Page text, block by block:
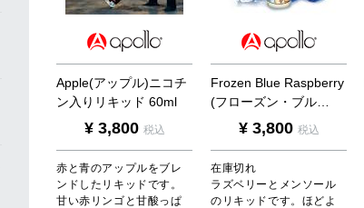
Apple(アップル)ニ コチ
ン 入 り リ キッ ド 60ml
¥ 3,800 税込
赤と青のアップルをブレ
ンドしたリキッドです。
甘い赤リンゴと甘酸っぱ
Frozen Blue Raspberry
(フローズン ・ ブル
¥ 3,800 税込
在庫切れ
ラズベリーとメンソール
のリキッドです。ほどよ